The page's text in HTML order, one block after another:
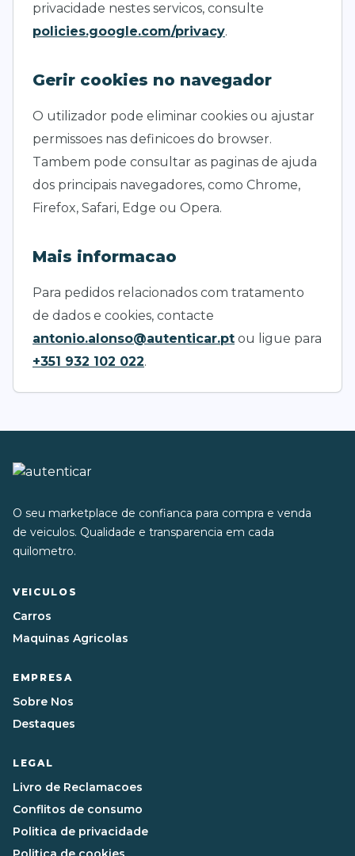
privacidade nestes servicos, consulte
policies.google.com/privacy.
Gerir cookies no navegador
O utilizador pode eliminar cookies ou ajustar
permissoes nas definicoes do browser.
Tambem pode consultar as paginas de ajuda
dos principais navegadores, como Chrome,
Firefox, Safari, Edge ou Opera.
Mais informacao
Para pedidos relacionados com tratamento
de dados e cookies, contacte
antonio.alonso@autenticar.pt ou ligue para
+351 932 102 022.
O seu marketplace de confianca para compra e venda
de veiculos. Qualidade e transparencia em cada
quilometro.
VEICULOS
Carros
Maquinas Agricolas
EMPRESA
Sobre Nos
Destaques
LEGAL
Livro de Reclamacoes
Conflitos de consumo
Politica de privacidade